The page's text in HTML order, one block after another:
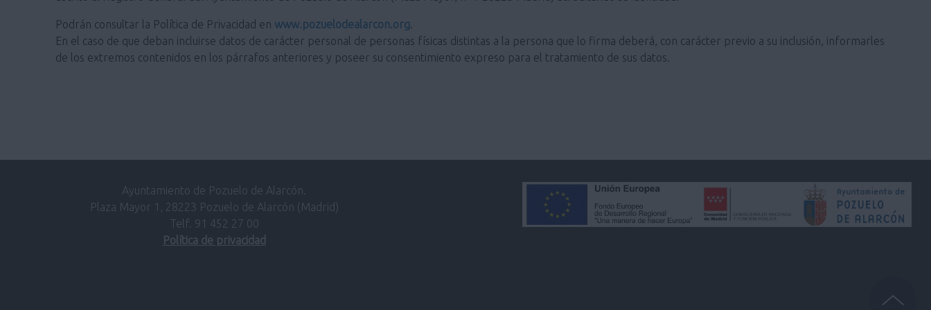
Podrán consultar la Política de Privacidad en www.pozuelodealarcon.org.
En el caso de que deban incluirse datos de carácter personal de personas físicas distintas a la persona que lo firma deberá, con carácter previo a su inclusión, informarles
de los extremos contenidos en los párrafos anteriores y poseer su consentimiento expreso para el tratamiento de sus datos.
Ayuntamiento de Pozuelo de Alarcón.
Plaza Mayor 1, 28223 Pozuelo de Alarcón (Madrid)
Telf. 91 452 27 00
Política de privacidad